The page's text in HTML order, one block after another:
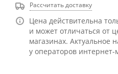
Рассчитать доставку
Цена действительна
и может отличаться от
магазинах. Актуальное
у операторов интернет-